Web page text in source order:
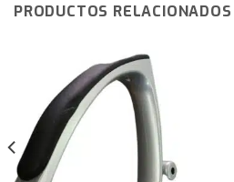
PRODUCTOS RELACIONADOS